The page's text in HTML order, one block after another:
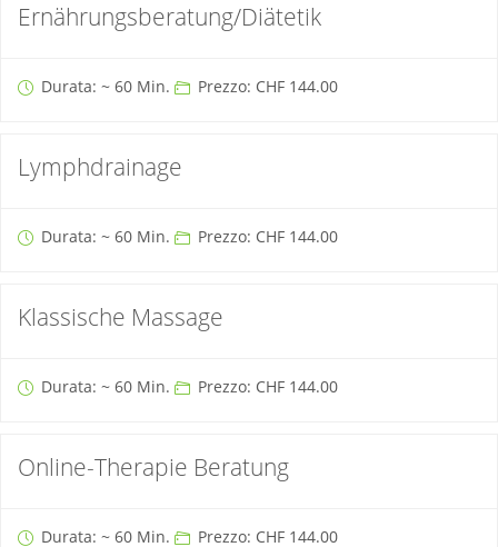
Ernährungsberatung/Diätetik
Durata: ~ 60 Min. Prezzo: CHF 144.00
Lymphdrainage
Durata: ~ 60 Min. Prezzo: CHF 144.00
Klassische Massage
Durata: ~ 60 Min. Prezzo: CHF 144.00
Online-Therapie Beratung
Durata: ~ 60 Min. Prezzo: CHF 144.00